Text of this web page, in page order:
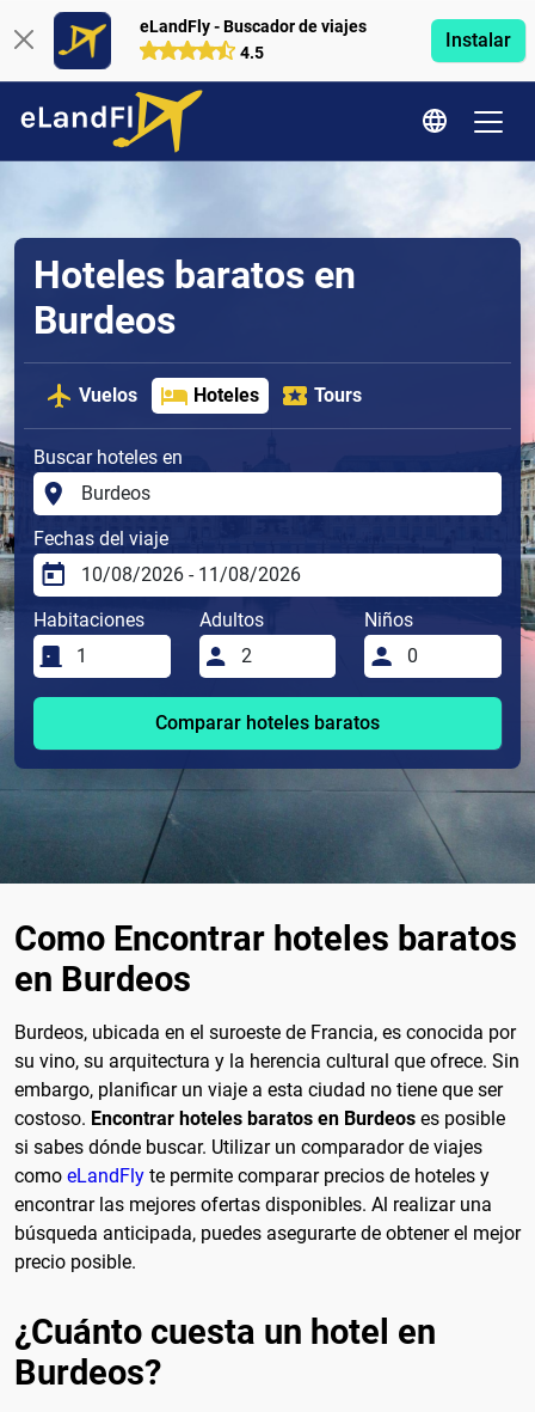
eLandFly - Buscador de viajes
4.5
Instalar
Hoteles baratos en
Burdeos
Vuelos Hoteles Tours
Buscar hoteles en
Fechas del viaje
Habitaciones Adultos Niños
Comparar hoteles baratos
Como Encontrar hoteles baratos
en Burdeos
Burdeos, ubicada en el suroeste de Francia, es conocida por
su vino, su arquitectura y la herencia cultural que ofrece. Sin
embargo, planificar un viaje a esta ciudad no tiene que ser
costoso. Encontrar hoteles baratos en Burdeos es posible
si sabes dónde buscar. Utilizar un comparador de viajes
como eLandFly te permite comparar precios de hoteles y
encontrar las mejores ofertas disponibles. Al realizar una
búsqueda anticipada, puedes asegurarte de obtener el mejor
precio posible.
¿Cuánto cuesta un hotel en
Burdeos?